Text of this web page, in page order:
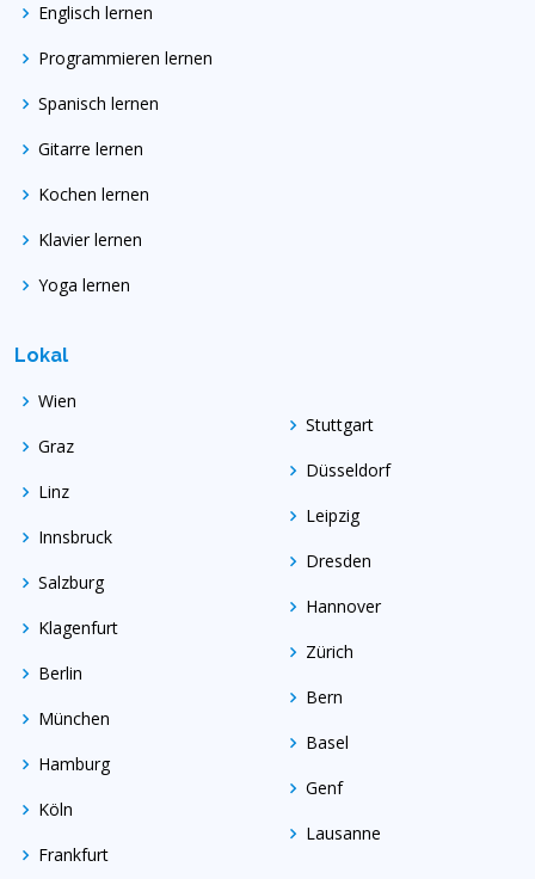
Englisch lernen
Programmieren lernen
Spanisch lernen
Gitarre lernen
Kochen lernen
Klavier lernen
Yoga lernen
Lokal
Wien
Graz
Linz
Innsbruck
Salzburg
Klagenfurt
Berlin
München
Hamburg
Köln
Frankfurt
Stuttgart
Düsseldorf
Leipzig
Dresden
Hannover
Zürich
Bern
Basel
Genf
Lausanne